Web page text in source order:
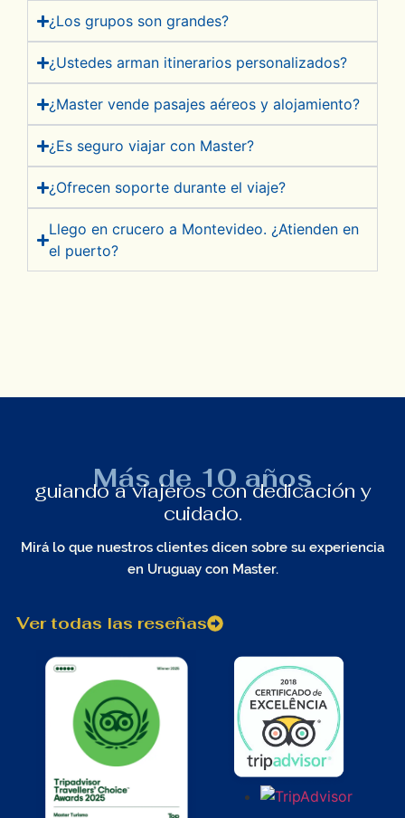
¿Los grupos son grandes?
¿Ustedes arman itinerarios personalizados?
¿Master vende pasajes aéreos y alojamiento?
¿Es seguro viajar con Master?
¿Ofrecen soporte durante el viaje?
Llego en crucero a Montevideo. ¿Atienden en
el puerto?
Más de 10 años
guiando a viajeros con dedicación y
cuidado.
Mirá lo que nuestros clientes dicen sobre su experiencia
en Uruguay con Master.
Ver todas las reseñas